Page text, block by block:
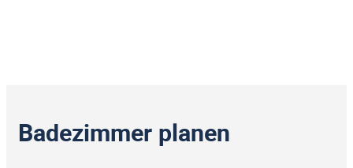
Badezimmer planen